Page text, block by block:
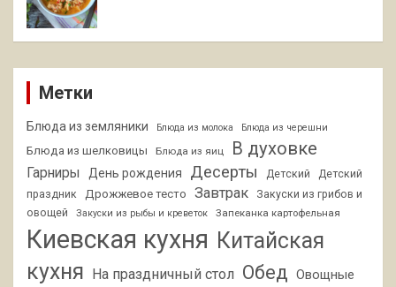
Метки
Блюда из земляники Блюда из молока Блюда из черешни
Блюда из шелковицы Блюда из яиц В духовке
Гарниры День рождения Десерты Детский
Детский
праздник
Дрожжевое тесто Завтрак
Закуски из грибов и
овощей
Закуски из рыбы и креветок Запеканка картофельная
Киевская кухня Китайская
кухня На праздничный стол Обед Овощные